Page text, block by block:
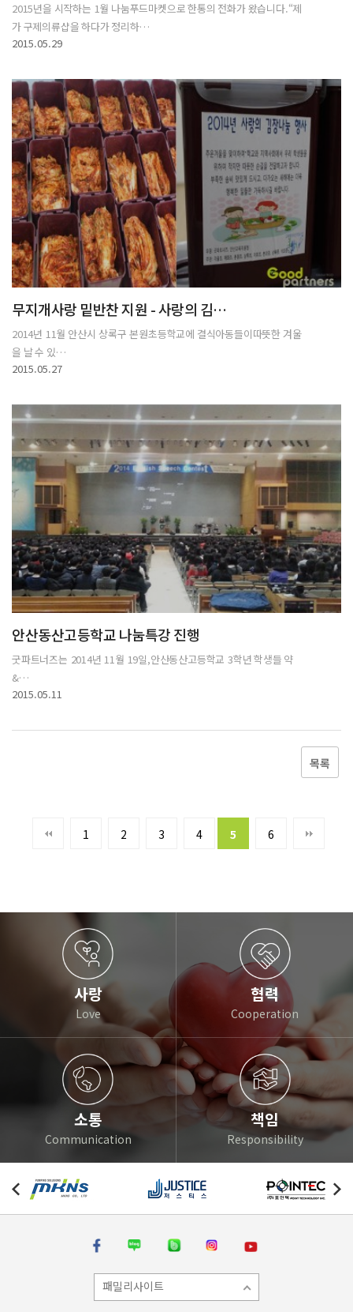
2015년을 시작하는 1월 나눔푸드마켓으로 한통의 전화가 왔습니다.“제
가 구제의류샵을 하다가 정리하…
2015.05.29
무지개사랑 밑반찬 지원 - 사랑의 김…
2014년 11월 안산시 상록구 본원초등학교에 결식아동들이따뜻한 겨울
을 날 수 있…
2015.05.27
안산동산고등학교 나눔특강 진행
굿파트너즈는 2014년 11월 19일,안산동산고등학교 3학년 학생들 약
&…
2015.05.11
목록
1 2 3 4 5 6
사랑
Love
협력
Cooperation
소통
Communication
책임
Responsibility
패밀리사이트